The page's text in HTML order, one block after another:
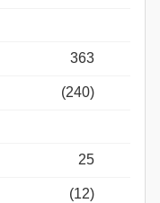
363
(240)
25
(12)